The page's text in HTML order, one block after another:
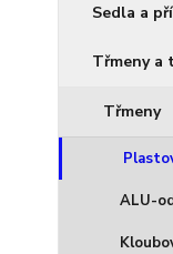
Sedla a
Třmeny a
Třmeny
ALU-